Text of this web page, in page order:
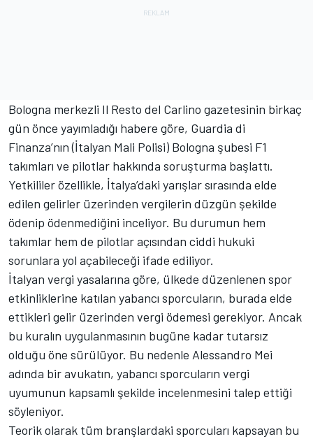
Bologna merkezli Il Resto del Carlino gazetesinin birkaç
gün önce yayımladığı habere göre, Guardia di
Finanza’nın (İtalyan Mali Polisi) Bologna şubesi F1
takımları ve pilotlar hakkında soruşturma başlattı.
Yetkililer özellikle, İtalya’daki yarışlar sırasında elde
edilen gelirler üzerinden vergilerin düzgün şekilde
ödenip ödenmediğini inceliyor. Bu durumun hem
takımlar hem de pilotlar açısından ciddi hukuki
sorunlara yol açabileceği ifade ediliyor.
İtalyan vergi yasalarına göre, ülkede düzenlenen spor
etkinliklerine katılan yabancı sporcuların, burada elde
ettikleri gelir üzerinden vergi ödemesi gerekiyor. Ancak
bu kuralın uygulanmasının bugüne kadar tutarsız
olduğu öne sürülüyor. Bu nedenle Alessandro Mei
adında bir avukatın, yabancı sporcuların vergi
uyumunun kapsamlı şekilde incelenmesini talep ettiği
söyleniyor.
Teorik olarak tüm branşlardaki sporcuları kapsayan bu